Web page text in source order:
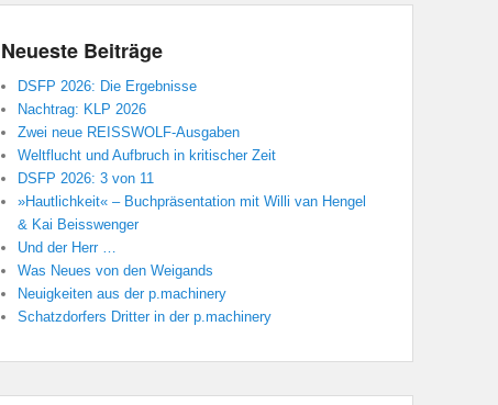
Neueste Beiträge
DSFP 2026: Die Ergebnisse
Nachtrag: KLP 2026
Zwei neue REISSWOLF-Ausgaben
Weltflucht und Aufbruch in kritischer Zeit
DSFP 2026: 3 von 11
»Hautlichkeit« – Buchpräsentation mit Willi van Hengel
& Kai Beisswenger
Und der Herr …
Was Neues von den Weigands
Neuigkeiten aus der p.machinery
Schatzdorfers Dritter in der p.machinery